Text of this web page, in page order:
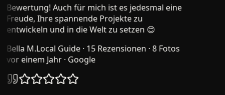
Bewertung! Auch für mich ist es jedesmal eine
Freude, Ihre spannende Projekte zu
entwickeln und in die Welt zu setzen 😊
Bella M.Local Guide · 15 Rezensionen · 8 Fotos
vor einem Jahr· Google